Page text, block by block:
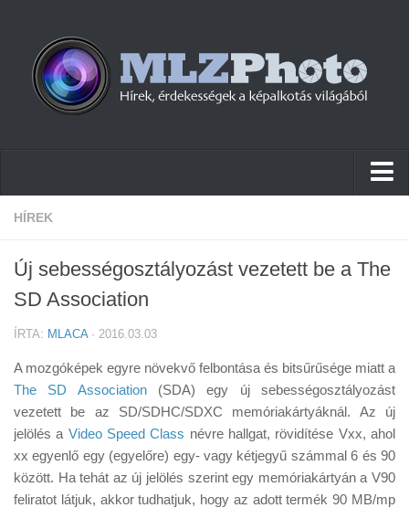
Hírek
Cikkek
Tudástár
Tanácsok
Érdekességek
Helyszíni Riport
HÍREK
Új sebességosztályozást vezetett be a The
SD Association
ÍRTA: MLACA· 2016.03.03
A mozgóképek egyre növekvő felbontása és bitsűrűsége miatt a
The SD Association(SDA) egy új sebességosztályozást
vezetett be az SD/SDHC/SDXC memóriakártyáknál. Az új
jelölés a Video Speed Class névre hallgat, rövidítése Vxx, ahol
xx egyenlő egy (egyelőre) egy- vagy kétjegyű számmal 6 és 90
között. Ha tehát az új jelölés szerint egy memóriakártyán a V90
feliratot látjuk, akkor tudhatjuk, hogy az adott termék 90 MB/mp